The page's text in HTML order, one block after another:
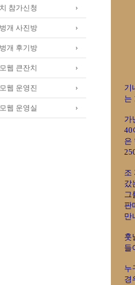
참가신청
개 사진방
개 후기방
웹 큰잔치
웹 운영진
웹 운영실
기
는
가
40
은
조
갔
그
판
만
훗
들
누
경